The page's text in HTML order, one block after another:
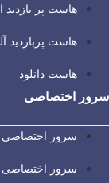
هاست پر بازدید
هاست پربازدید
هاست دانلود
سرور اختصاصی
سرور اختصاصی
سرور اختصاصی